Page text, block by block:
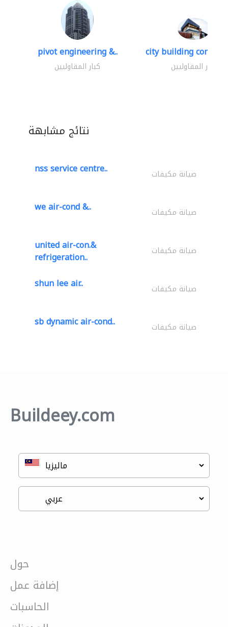
pivot engineering &..
كبار المقاوليين
city building
كبار المقاوليين
نتائج مشابهة
nss service centre.. صيانة مكيفات
we air-cond &.. صيانة مكيفات
united air-con.&
refrigeration.. صيانة مكيفات
shun lee air.. صيانة مكيفات
sb dynamic air-cond.. صيانة مكيفات
Buildeey.com
حول
إضافة عمل
الحاسبات